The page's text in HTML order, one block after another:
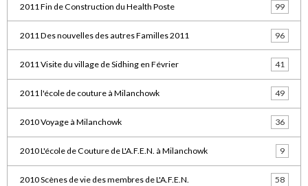
2011 Fin de Construction du Health Poste 99
2011 Des nouvelles des autres Familles 2011 96
2011 Visite du village de Sidhing en Février 41
2011 l'école de couture à Milanchowk 49
2010 Voyage à Milanchowk 36
2010 L'école de Couture de L'A.F.E.N. à Milanchowk 9
2010 Scènes de vie des membres de L'A.F.E.N. 58